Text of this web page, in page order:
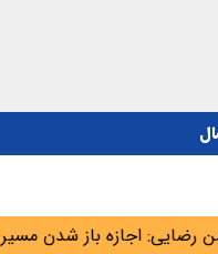
اجازه باز شدن مسیر دوم